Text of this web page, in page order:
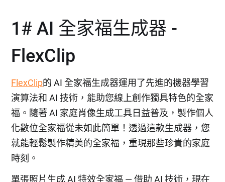
1# AI 全家福生成器 -
FlexClip
FlexClip的 AI 全家福生成器運用了先進的機器學習
演算法和 AI 技術，能助您線上創作獨具特色的全家
福。隨著 AI 家庭肖像生成工具日益普及，製作個人
化數位全家福從未如此簡單！透過這款生成器，您
就能輕鬆製作精美的全家福，重現那些珍貴的家庭
時刻。
單張照片生成 AI 特效全家福 — 借助 AI 技術，現在